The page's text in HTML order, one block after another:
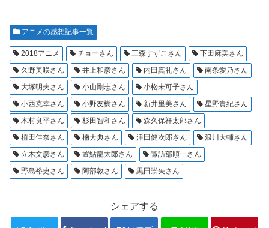
アニメの感想記事一覧
2018アニメ チョーさん 三森すずこさん
下田麻美さん
久野美咲さん
井上和彦さん 内田真礼さん
南条愛乃さん
大塚明夫さん
小山剛志さん
小松未可子さん
小西克幸さん
小野友樹さん 新井里美さん
星野貴紀さん
木村良平さん
杉田智和さん
森久保祥太郎さん
植田佳奈さん
楠大典さん 津田健次郎さん
浪川大輔さん
立木文彦さん
置鮎龍太郎さん
諏訪部順一さん
野島裕史さん
阿部敦さん 黒田崇矢さん
シェアする